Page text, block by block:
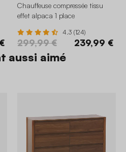
Chauffeuse compressée tissu
effet alpaca 1 place
4.3 (124)
299,99 € 239,99 €
aussi aimé